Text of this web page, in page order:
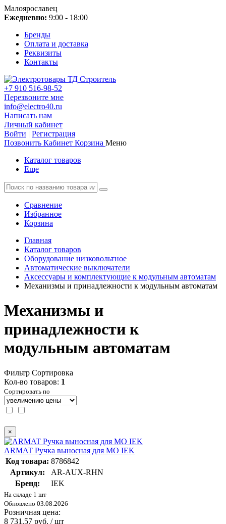
Малоярославец
Ежедневно: 9:00 - 18:00
Бренды
Оплата и доставка
Реквизиты
Контакты
+7 910 516-98-52
Перезвоните мне
info@electro40.ru
Написать нам
Личный кабинет
Войти | Регистрация
Позвонить Кабинет Корзина Меню
Каталог товаров
Еще
Сравнение
Избранное
Корзина
Главная
Каталог товаров
Оборудование низковольтное
Автоматические выключатели
Аксессуары и комплектующие к модульным автоматам
Механизмы и принадлежности к модульным автоматам
Механизмы и
принадлежности к
модульным автоматам
Фильтр Сортировка
Кол-во товаров: 1
Сортировать по
×
ARMAT Ручка выносная для МО IEK
Код товара: 8786842
Артикул:
AR-AUX-RHN
Бренд:
IEK
На складе 1 шт
Обновлено 03.08.2026
Розничная цена:
8 731.57 руб. / шт